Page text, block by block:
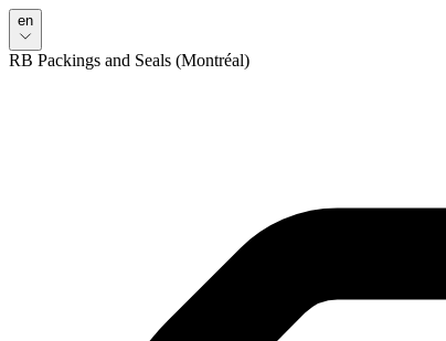
en
RB Packings and Seals (Montréal)